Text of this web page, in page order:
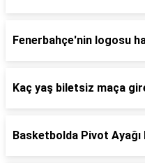
Fenerbahçe'nin logosu
Kaç yaş biletsiz maça
Basketbolda Pivot Ayağı